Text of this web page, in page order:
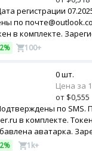
регистрации
по
в комплекте.
100+
по SMS.
в комплекте.
аватарка.
1k+
0 шт.
Цена за
от $0,555